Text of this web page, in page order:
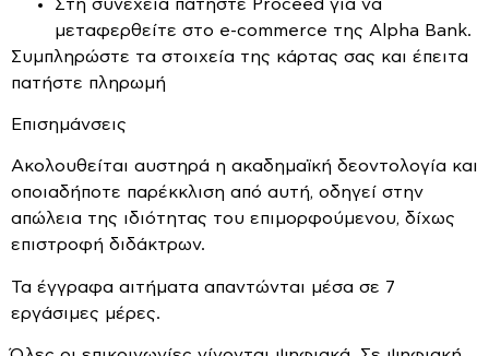
Στη συνέχεια πατήστε Proceed για να
μεταφερθείτε στο e-commerce της Alpha Bank.
Συμπληρώστε τα στοιχεία της κάρτας σας και έπειτα
πατήστε πληρωμή
Επισημάνσεις
Ακολουθείται αυστηρά η ακαδημαϊκή δεοντολογία και
οποιαδήποτε παρέκκλιση από αυτή, οδηγεί στην
απώλεια της ιδιότητας του επιμορφούμενου, δίχως
επιστροφή διδάκτρων.
Τα έγγραφα αιτήματα απαντώνται μέσα σε 7
εργάσιμες μέρες.